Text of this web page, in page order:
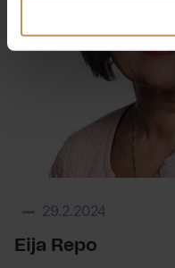
29.2.2024
Eija Repo